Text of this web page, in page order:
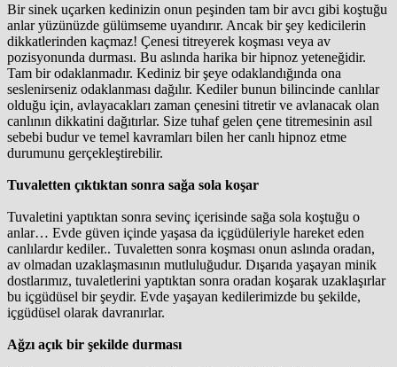
Bir sinek uçarken kedinizin onun peşinden tam bir avcı gibi koştuğu
anlar yüzünüzde gülümseme uyandırır. Ancak bir şey kedicilerin
dikkatlerinden kaçmaz! Çenesi titreyerek koşması veya av
pozisyonunda durması. Bu aslında harika bir hipnoz yeteneğidir.
Tam bir odaklanmadır. Kediniz bir şeye odaklandığında ona
seslenirseniz odaklanması dağılır. Kediler bunun bilincinde canlılar
olduğu için, avlayacakları zaman çenesini titretir ve avlanacak olan
canlının dikkatini dağıtırlar. Size tuhaf gelen çene titremesinin asıl
sebebi budur ve temel kavramları bilen her canlı hipnoz etme
durumunu gerçekleştirebilir.
Tuvaletten çıktıktan sonra sağa sola koşar
Tuvaletini yaptıktan sonra sevinç içerisinde sağa sola koştuğu o
anlar… Evde güven içinde yaşasa da içgüdüleriyle hareket eden
canlılardır kediler.. Tuvaletten sonra koşması onun aslında oradan,
av olmadan uzaklaşmasının mutluluğudur. Dışarıda yaşayan minik
dostlarımız, tuvaletlerini yaptıktan sonra oradan koşarak uzaklaşırlar
bu içgüdüsel bir şeydir. Evde yaşayan kedilerimizde bu şekilde,
içgüdüsel olarak davranırlar.
Ağzı açık bir şekilde durması